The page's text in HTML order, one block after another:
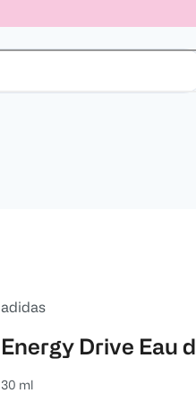
adidas
Energy Drive Eau
30 ml